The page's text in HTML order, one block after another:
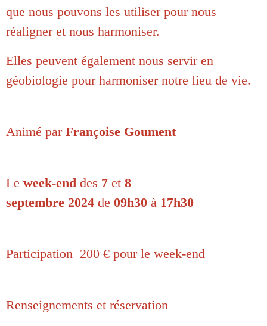
que nous pouvons les utiliser pour nous
réaligner et nous harmoniser.
Elles peuvent également nous servir en
géobiologie pour harmoniser notre lieu de vie.
Animé par Françoise Goument
Le week-end des 7 et 8
septembre 2024 de 09h30 à 17h30
Participation 200 € pour le week-end
Renseignements et réservation